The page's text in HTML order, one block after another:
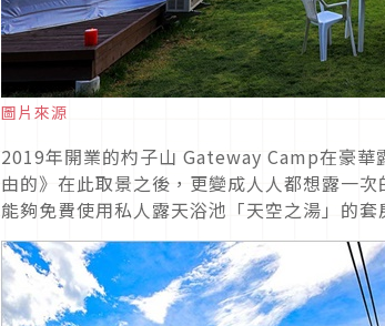
圖片來源
2019年開業的杓子山 Gateway Camp在豪華
由的》在此取景之後，更變成人人都想露一
能夠免費使用私人露天浴池「天空之湯」的